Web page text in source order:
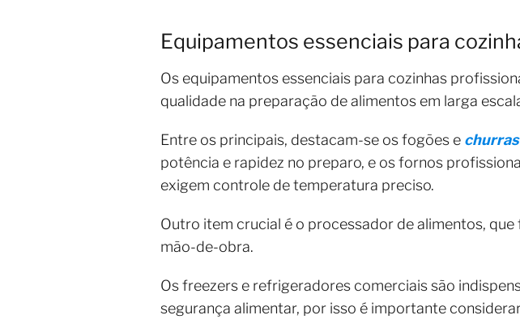
Equipamentos essenciais para
Os equipamentos essenciais para cozinhas
qualidade na preparação de alimentos em larga
Entre os principais, destacam-se os fogões e
potência e rapidez no preparo, e os fornos
exigem controle de temperatura preciso.
Outro item crucial é o processador de alimentos,
mão-de-obra.
Os freezers e refrigeradores comerciais são
segurança alimentar, por isso é importante